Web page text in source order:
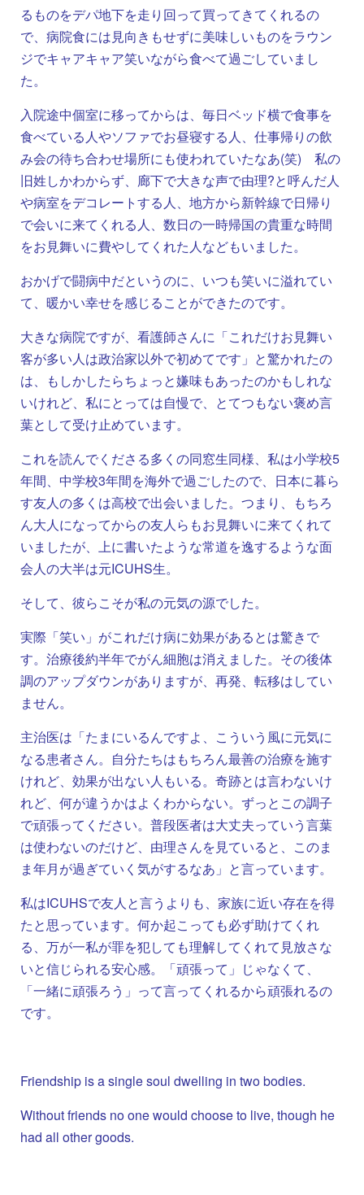
るものをデパ地下を走り回って買ってきてくれるの
で、病院食には見向きもせずに美味しいものをラウン
ジでキャアキャア笑いながら食べて過ごしていまし
た。
入院途中個室に移ってからは、毎日ベッド横で食事を
食べている人やソファでお昼寝する人、仕事帰りの飲
み会の待ち合わせ場所にも使われていたなあ(笑) 私の
旧姓しかわからず、廊下で大きな声で由理?と呼んだ人
や病室をデコレートする人、地方から新幹線で日帰り
で会いに来てくれる人、数日の一時帰国の貴重な時間
をお見舞いに費やしてくれた人などもいました。
おかげで闘病中だというのに、いつも笑いに溢れてい
て、暖かい幸せを感じることができたのです。
大きな病院ですが、看護師さんに「これだけお見舞い
客が多い人は政治家以外で初めてです」と驚かれたの
は、もしかしたらちょっと嫌味もあったのかもしれな
いけれど、私にとっては自慢で、とてつもない褒め言
葉として受け止めています。
これを読んでくださる多くの同窓生同様、私は小学校5
年間、中学校3年間を海外で過ごしたので、日本に暮ら
す友人の多くは高校で出会いました。つまり、もちろ
ん大人になってからの友人らもお見舞いに来てくれて
いましたが、上に書いたような常道を逸するような面
会人の大半は元ICUHS生。
そして、彼らこそが私の元気の源でした。
実際「笑い」がこれだけ病に効果があるとは驚きで
す。治療後約半年でがん細胞は消えました。その後体
調のアップダウンがありますが、再発、転移はしてい
ません。
主治医は「たまにいるんですよ、こういう風に元気に
なる患者さん。自分たちはもちろん最善の治療を施す
けれど、効果が出ない人もいる。奇跡とは言わないけ
れど、何が違うかはよくわからない。ずっとこの調子
で頑張ってください。普段医者は大丈夫っていう言葉
は使わないのだけど、由理さんを見ていると、このま
ま年月が過ぎていく気がするなあ」と言っています。
私はICUHSで友人と言うよりも、家族に近い存在を得
たと思っています。何か起こっても必ず助けてくれ
る、万が一私が罪を犯しても理解してくれて見放さな
いと信じられる安心感。「頑張って」じゃなくて、
「一緒に頑張ろう」って言ってくれるから頑張れるの
です。
Friendship is a single soul dwelling in two bodies.
Without friends no one would choose to live, though he
had all other goods.